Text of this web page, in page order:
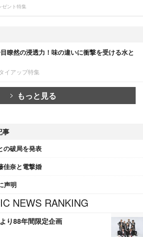
ゼント特集
瞭然の浸透力！味の違いに衝撃を受ける水と
イアップ特集
もっと見る
事
の破局を発表
佳奈と電撃婚
声明
NEWS RANKING
り88年間限定企画